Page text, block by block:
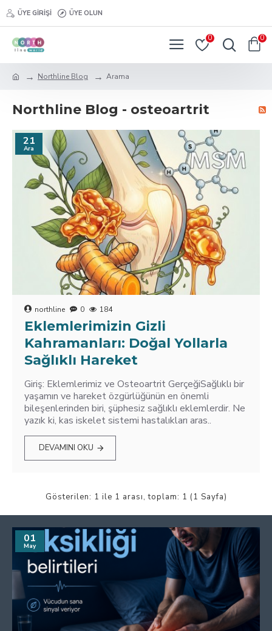
ÜYE GIRIŞI ÜYE OLUN
0 0
Northline Blog Arama
Northline Blog - osteoartrit
21
Ara
northline 0 184
Eklemlerimizin Gizli
Kahramanları: Doğal Yollarla
Sağlıklı Hareket
Giriş: Eklemlerimiz ve Osteoartrit GerçeğiSağlıklı bir
yaşamın ve hareket özgürlüğünün en önemli
bileşenlerinden biri, şüphesiz sağlıklı eklemlerdir. Ne
yazık ki, kas iskelet sistemi hastalıkları aras..
DEVAMINI OKU
Gösterilen: 1 ile 1 arası, toplam: 1 (1 Sayfa)
01
May